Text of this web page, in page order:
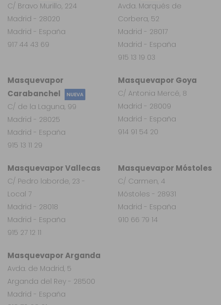
Masquevapor Arganda
Avda. de Madrid, 5
Arganda del Rey - 28500
Madrid - España
Masquevapor
Carabanchel
NUEVA
C/ de la Laguna, 99
Madrid - 28025
Madrid - España
915 13 11 29
Masquevapor Vallecas
C/ Pedro laborde, 23 -
Local 7
Madrid - 28018
Madrid - España
915 27 12 11
Masquevapor Móstoles
C/ Carmen, 4
Móstoles - 28931
Madrid - España
910 66 79 14
Masquevapor Goya
C/ Antonia Mercé, 8
Madrid - 28009
Madrid - España
914 91 54 20
Avda. Marqués de
Corbera, 52
Madrid - 28017
Madrid - España
915 13 19 03
C/ Bravo Murillo, 224
Madrid - 28020
Madrid - España
917 44 43 69